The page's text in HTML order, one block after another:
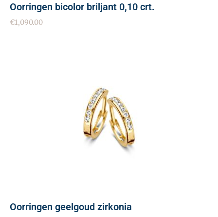
Oorringen bicolor briljant 0,10 crt.
€1,090.00
Oorringen geelgoud zirkonia